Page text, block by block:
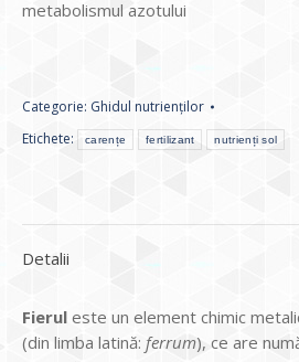
metabolismul azotului
Categorie: Ghidul nutrienților
Etichete:
carențe fertilizant nutrienți sol
Detalii
Fierul este un element chimic
(din limba latină: ferrum), ce are